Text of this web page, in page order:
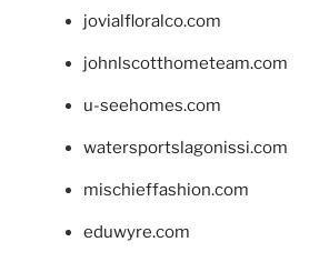
jovialfloralco.com
johnlscotthometeam.com
u-seehomes.com
watersportslagonissi.com
mischieffashion.com
eduwyre.com